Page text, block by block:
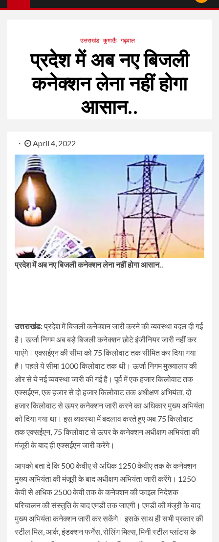
उत्तराखंड कुमाऊँ गढ़वाल
प्रदेश में अब नए बिजली
कनेक्शन लेना नहीं होगा
आसान..
April 4, 2022
प्रदेश में अब नए बिजली कनेक्शन लेना नहीं होगा आसान..
उत्तराखंड:प्रदेश में बिजली कनेक्शन जारी करने की व्यवस्था बदल दी गई
है। ऊर्जा निगम अब बड़े बिजली कनेक्शन छोटे इंजीनियर जारी नहीं कर
पाएंगे। एक्सईएन की सीमा को 75 किलोवाट तक सीमित कर दिया गया
है। पहले ये सीमा 1000 किलोवाट तक थी। ऊर्जा निगम मुख्यालय की
ओर से ये नई व्यवस्था जारी की गई है। पूर्व में एक हजार किलोवाट तक
एक्सईएन, एक हजार से दो हजार किलोवाट तक अधीक्षण अभियंता, दो
हजार किलोवाट से ऊपर कनेक्शन जारी करने का अधिकार मुख्य अभियंता
को दिया गया था। इस व्यवस्था में बदलाव करते हुए अब 75 किलोवाट
तक एक्सईएन, 75 किलोवाट से ऊपर के कनेक्शन अधीक्षण अभियंता की
मंजूरी के बाद ही एक्सईएन जारी करेंगे।
आपको बता दे कि 500 केवीए से अधिक 1250 केवीए तक के कनेक्शन
मुख्य अभियंता की मंजूरी के बाद अधीक्षण अभियंता जारी करेंगे। 1250
केवी से अधिक 2500 केवी तक के कनेक्शन की फाइल निदेशक
परिचालन की संस्तुति के बाद एमडी तक जाएगी। एमडी की मंजूरी के बाद
मुख्य अभियंता कनेक्शन जारी कर सकेंगे। इसके साथ ही सभी प्रकार की
स्टील मिल, आर्क, इंडक्शन फर्नेस, रोलिंग मिल्स, मिनी स्टील प्लांटस के